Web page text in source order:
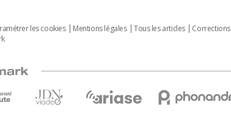
les cookies Mentions légales Tous les articles
Corrections